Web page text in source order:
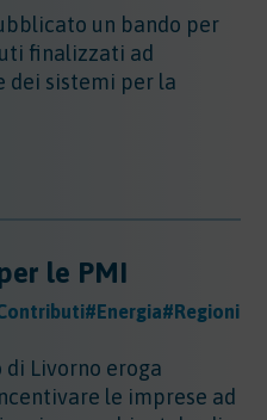
un bando per
finalizzati ad
dei sistemi per la
le PMI
#Energia#Regioni
di Livorno eroga
le imprese ad